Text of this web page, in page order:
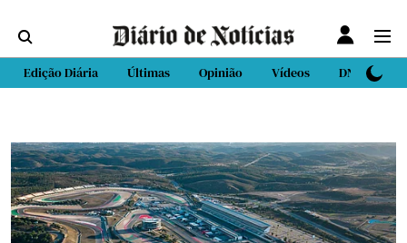
Edição Diária Últimas Opinião Vídeos DN Sport